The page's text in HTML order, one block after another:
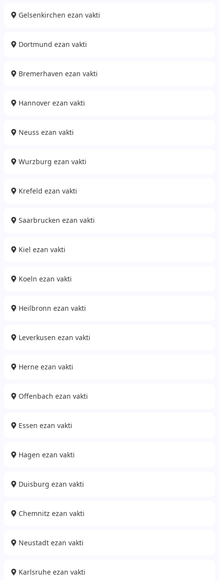
Gelsenkirchen ezan vakti
Dortmund ezan vakti
Bremerhaven ezan vakti
Hannover ezan vakti
Neuss ezan vakti
Wurzburg ezan vakti
Krefeld ezan vakti
Saarbrucken ezan vakti
Kiel ezan vakti
Koeln ezan vakti
Heilbronn ezan vakti
Leverkusen ezan vakti
Herne ezan vakti
Offenbach ezan vakti
Essen ezan vakti
Hagen ezan vakti
Duisburg ezan vakti
Chemnitz ezan vakti
Neustadt ezan vakti
Karlsruhe ezan vakti